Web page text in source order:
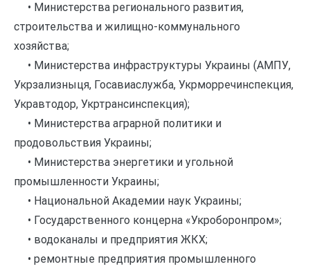
• Министерства регионального развития,
строительства и жилищно-коммунального
хозяйства;
• Министерства инфраструктуры Украины (АМПУ,
Укрзализныця, Госавиаслужба, Укрморречинспекция,
Укравтодор, Укртрансинспекция);
• Министерства аграрной политики и
продовольствия Украины;
• Министерства энергетики и угольной
промышленности Украины;
• Национальной Академии наук Украины;
• Государственного концерна «Укроборонпром»;
• водоканалы и предприятия ЖКХ;
• ремонтные предприятия промышленного